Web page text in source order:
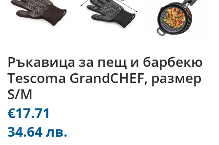
Ръкавица за пещ и барбекю
Tescoma GrandCHEF, размер
S/M
€17.71
34.64 лв.